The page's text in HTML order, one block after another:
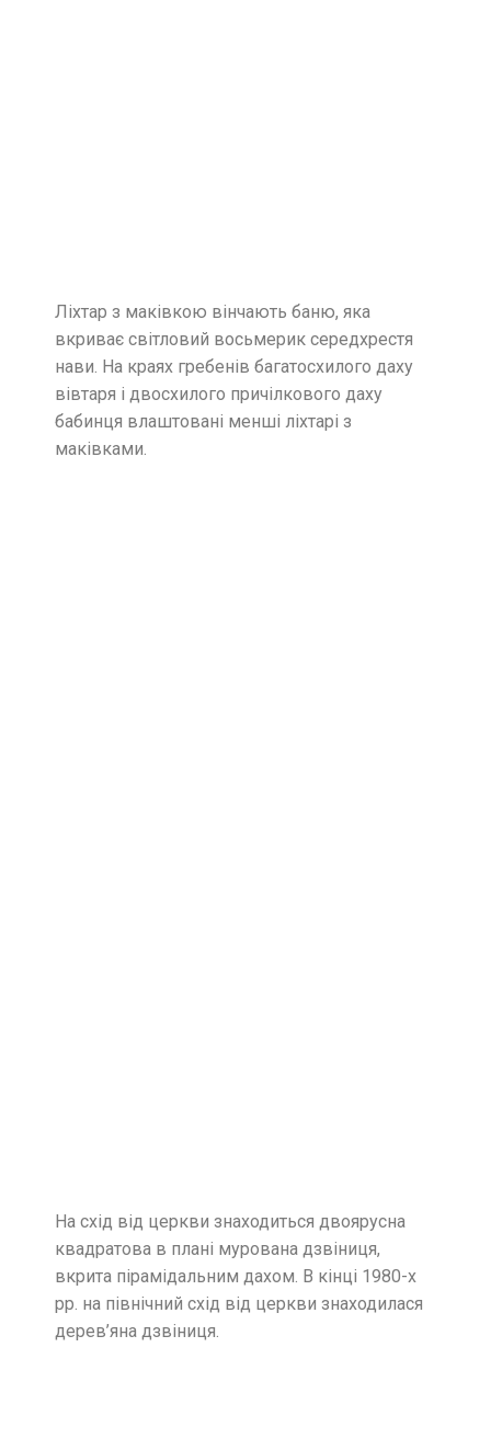
Ліхтар з маківкою вінчають баню, яка
вкриває світловий восьмерик середхрестя
нави. На краях гребенів багатосхилого даху
вівтаря і двосхилого причілкового даху
бабинця влаштовані менші ліхтарі з
маківками.
На схід від церкви знаходиться двоярусна
квадратова в плані мурована дзвіниця,
вкрита пірамідальним дахом. В кінці 1980-х
рр. на північний схід від церкви знаходилася
дерев’яна дзвіниця.